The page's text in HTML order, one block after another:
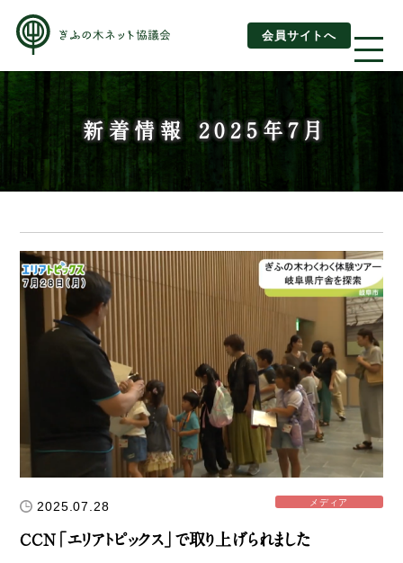
会員サイトへ
About us
ぎふの木ネットとは
ご利用ガイド
はじめてご利用されるお客様へ
運営団体情報
新着情報
Service
企業検索
新着情報 2025年7月
2025.07.28 メディア
CCN「エリアトピックス」で取り上げられました